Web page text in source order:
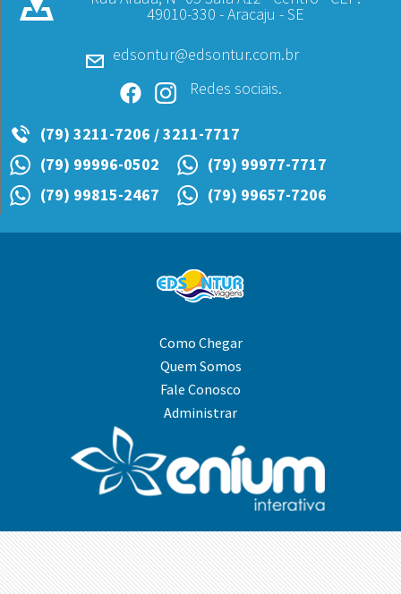
49010-330 - Aracaju - SE
edsontur@edsontur.com.br
Redes sociais.
(79) 3211-7206 / 3211-7717
(79) 99996-0502
(79) 99977-7717
(79) 99815-2467
(79) 99657-7206
Como Chegar
Quem Somos
Fale Conosco
Administrar